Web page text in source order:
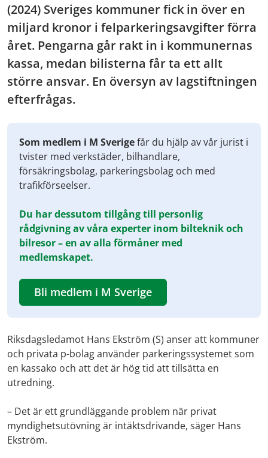
(2024) Sveriges kommuner fick in över en
miljard kronor i felparkeringsavgifter förra
året. Pengarna går rakt in i kommunernas
kassa, medan bilisterna får ta ett allt
större ansvar. En översyn av lagstiftningen
efterfrågas.
Som medlem i M Sverigefår du hjälp av vår jurist i
tvister med verkstäder, bilhandlare,
försäkringsbolag, parkeringsbolag och med
trafikförseelser.
Du har dessutom tillgång till personlig
rådgivning av våra experter inom bilteknik och
bilresor – en av alla förmåner med
medlemskapet.
Bli medlem i M Sverige
Riksdagsledamot Hans Ekström (S) anser att kommuner
och privata p-bolag använder parkeringssystemet som
en kassako och att det är hög tid att tillsätta en
utredning.
– Det är ett grundläggande problem när privat
myndighetsutövning är intäktsdrivande, säger Hans
Ekström.